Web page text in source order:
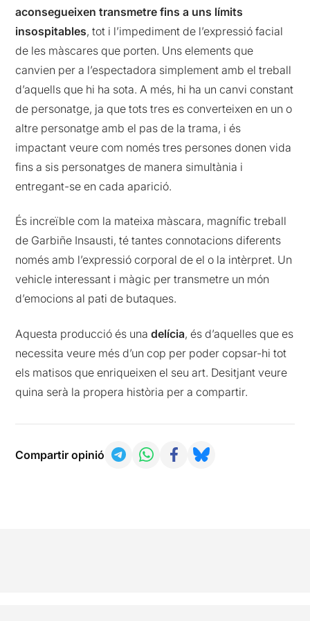
aconsegueixen transmetre fins a uns límits
insospitables, tot i l’impediment de l’expressió facial
de les màscares que porten. Uns elements que
canvien per a l’espectadora simplement amb el treball
d’aquells que hi ha sota. A més, hi ha un canvi constant
de personatge, ja que tots tres es converteixen en un o
altre personatge amb el pas de la trama, i és
impactant veure com només tres persones donen vida
fins a sis personatges de manera simultània i
entregant-se en cada aparició.
És increïble com la mateixa màscara, magnífic treball
de Garbiñe Insausti, té tantes connotacions diferents
només amb l’expressió corporal de el o la intèrpret. Un
vehicle interessant i màgic per transmetre un món
d’emocions al pati de butaques.
Aquesta producció és unadelícia, és d’aquelles que es
necessita veure més d’un cop per poder copsar-hi tot
els matisos que enriqueixen el seu art. Desitjant veure
quina serà la propera història per a compartir.
Compartir opinió